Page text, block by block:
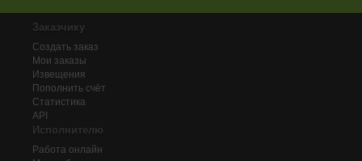
Заказчику
Создать заказ
Мои заказы
Извещения
Пополнить счёт
Статистика
API
Исполнителю
Работа онлайн